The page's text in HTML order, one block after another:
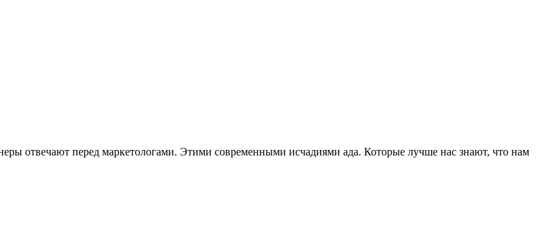
отвечают перед маркетологами. Этими современными исчадиями ада. Которые лучше нас знают, что нам